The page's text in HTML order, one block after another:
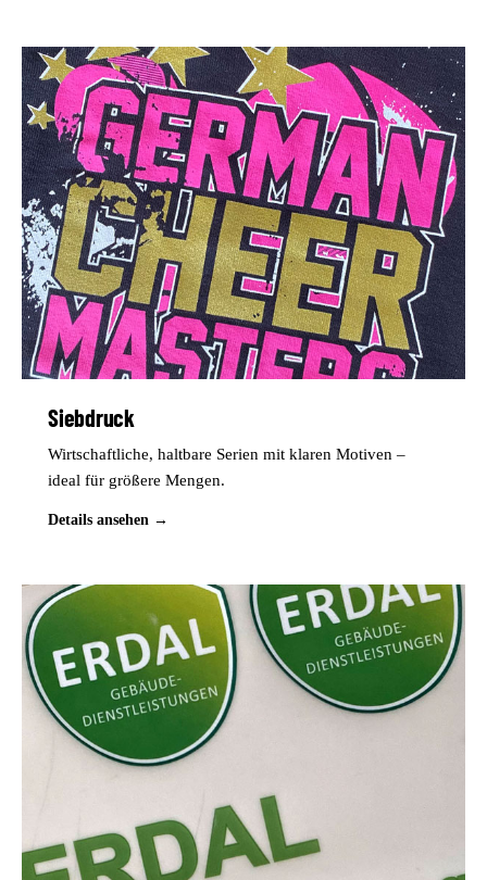
Siebdruck
Wirtschaftliche, haltbare Serien mit klaren Motiven –
ideal für größere Mengen.
Details ansehen →